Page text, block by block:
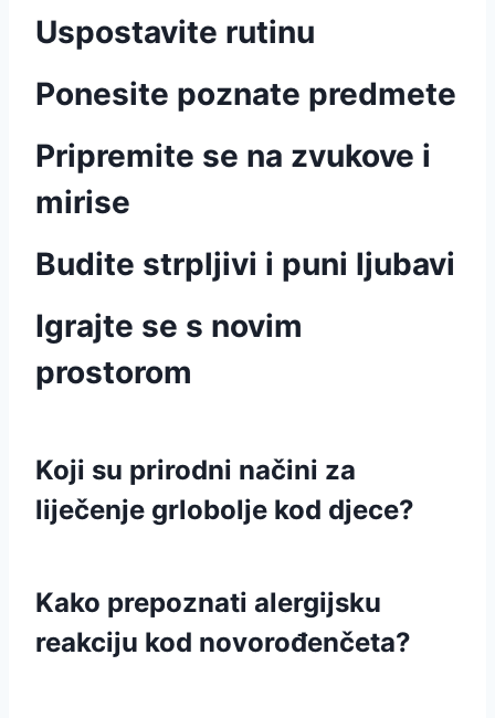
Uspostavite rutinu
Ponesite poznate predmete
Pripremite se na zvukove i
mirise
Budite strpljivi i puni ljubavi
Igrajte se s novim
prostorom
Koji su prirodni načini za
liječenje grlobolje kod djece?
Kako prepoznati alergijsku
reakciju kod novorođenčeta?